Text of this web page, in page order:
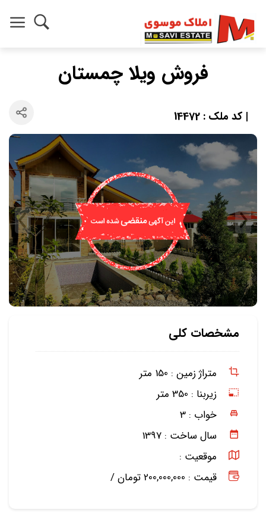
فروش ویلا چمستان
| کد ملک : 14472
مشخصات کلی
متراژ زمین : 150 متر
زیربنا : 350 متر
خواب : 3
سال ساخت : 1397
موقعیت :
قیمت : 200,000,000 تومان /